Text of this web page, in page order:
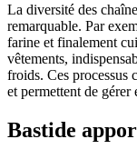
La diversité des
remarquable. Par
farine et finalement
vêtements,
froids. Ces processus
et permettent de
Bastide